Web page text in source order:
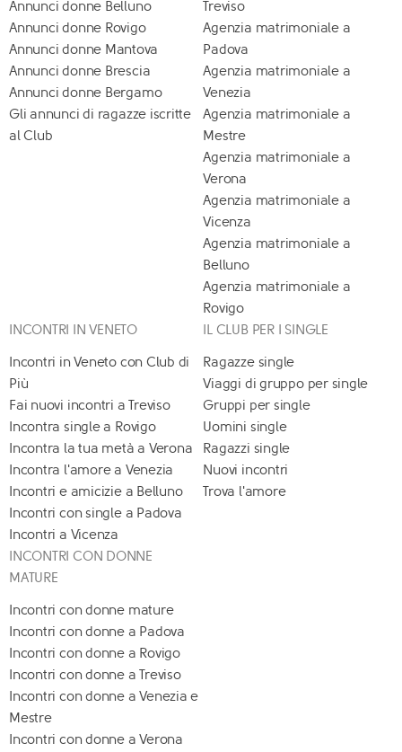
Annunci donne Belluno
Annunci donne Rovigo
Annunci donne Mantova
Annunci donne Brescia
Annunci donne Bergamo
Gli annunci di ragazze iscritte
al Club
Treviso
Agenzia matrimoniale a
Padova
Agenzia matrimoniale a
Venezia
Agenzia matrimoniale a
Mestre
Agenzia matrimoniale a
Verona
Agenzia matrimoniale a
Vicenza
Agenzia matrimoniale a
Belluno
Agenzia matrimoniale a
Rovigo
INCONTRI IN VENETO
Incontri in Veneto con Club di
Più
Fai nuovi incontri a Treviso
Incontra single a Rovigo
Incontra la tua metà a Verona
Incontra l'amore a Venezia
Incontri e amicizie a Belluno
Incontri con single a Padova
Incontri a Vicenza
IL CLUB PER I SINGLE
Ragazze single
Viaggi di gruppo per single
Gruppi per single
Uomini single
Ragazzi single
Nuovi incontri
Trova l'amore
INCONTRI CON DONNE
MATURE
Incontri con donne mature
Incontri con donne a Padova
Incontri con donne a Rovigo
Incontri con donne a Treviso
Incontri con donne a Venezia e
Mestre
Incontri con donne a Verona